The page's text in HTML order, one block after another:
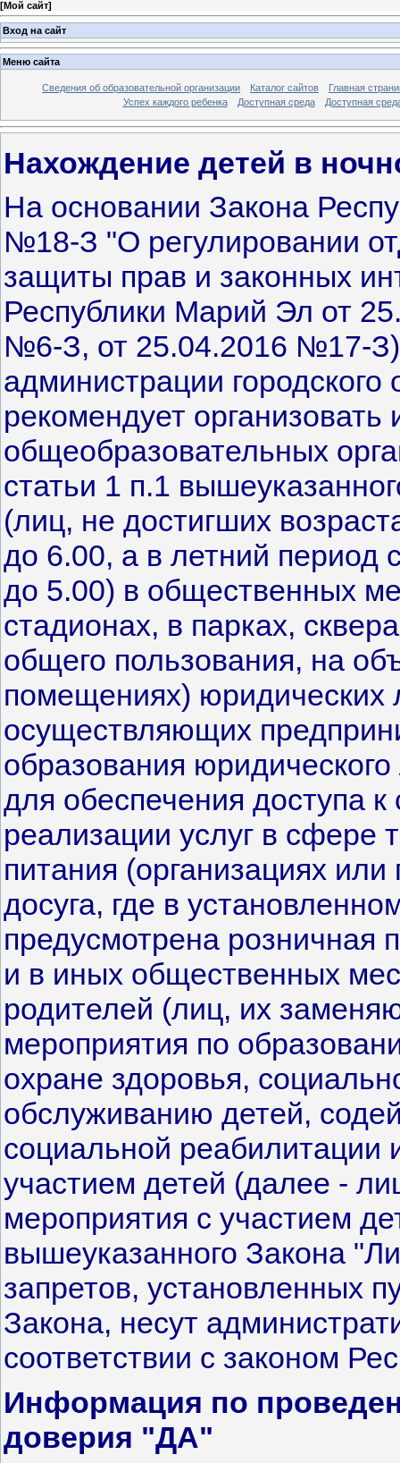
[Мой сайт]
Вход на сайт
Меню сайта
Сведения об образовательной организации Каталог сайтов
Главная
Успех каждого ребенка
Доступная среда Доступная
Нахождение детей в
На основании Закона
№18-З "О регулировании
защиты прав и законных
Республики Марий Эл от
№6-З, от 25.04.2016 №17-
администрации
рекомендует организовать
общеобразовательных
статьи 1 п.1
(лиц, не достигших
до 6.00, а в летний период
до 5.00) в общественных
стадионах, в парках,
общего пользования, на
помещениях) юридических
осуществляющих
образования
для обеспечения доступа
реализации услуг в сфере
питания (организациях
досуга, где в
предусмотрена розничная
и в иных общественных
родителей (лиц, их
мероприятия по
охране здоровья,
обслуживанию детей,
социальной реабилитации
участием детей (далее -
мероприятия с участием
вышеуказанного Закона
запретов, установленных
Закона, несут
соответствии с законом
Информация по
доверия "ДА"